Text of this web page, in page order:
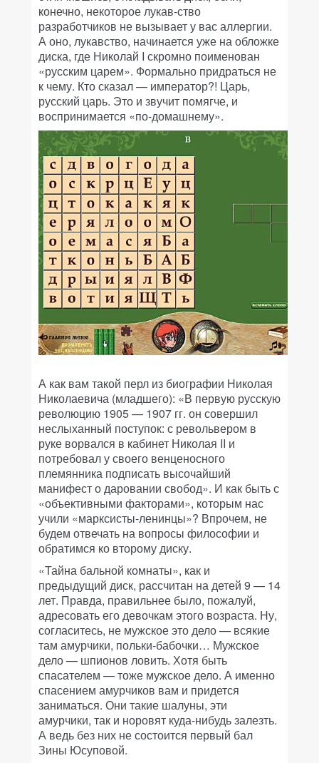
конечно, некоторое лукав-ство
разработчиков не вызывает у вас аллергии.
А оно, лукавство, начинается уже на обложке
диска, где Николай I скромно поименован
«русским царем». Формально придраться не
к чему. Кто сказал — император?! Царь,
русский царь. Это и звучит помягче, и
воспринимается «по-домашнему».
А как вам такой перл из биографии Николая
Николаевича (младшего): «В первую русскую
революцию 1905 — 1907 гг. он совершил
неслыханный поступок: с револьвером в
руке ворвался в кабинет Николая II и
потребовал у своего венценосного
племянника подписать высочайший
манифест о даровании свобод». И как быть с
«объективными факторами», которым нас
учили «марксисты-ленинцы»? Впрочем, не
будем отвечать на вопросы философии и
обратимся ко второму диску.
«Тайна бальной комнаты», как и
предыдущий диск, рассчитан на детей 9 — 14
лет. Правда, правильнее было, пожалуй,
адресовать его девочкам этого возраста. Ну,
согласитесь, не мужское это дело — всякие
там амурчики, польки-бабочки… Мужское
дело — шпионов ловить. Хотя быть
спасателем — тоже мужское дело. А именно
спасением амурчиков вам и придется
заниматься. Они такие шалуны, эти
амурчики, так и норовят куда-нибудь залезть.
А ведь без них не состоится первый бал
Зины Юсуповой.